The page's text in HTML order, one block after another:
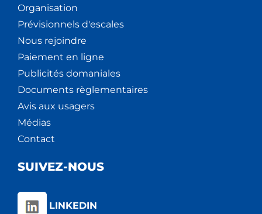
Organisation
Prévisionnels d'escales
Nous rejoindre
Paiement en ligne
Publicités domaniales
Documents règlementaires
Avis aux usagers
Médias
Contact
SUIVEZ-NOUS
LINKEDIN